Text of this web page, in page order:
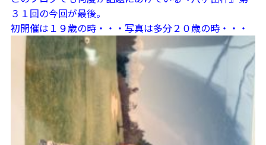
３１回の今回が最後。
初開催は１９歳の時・・・写真は多分２０歳の時・・・